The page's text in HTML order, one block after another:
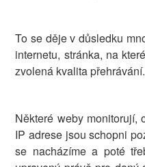
To se děje v důsledku
internetu, stránka, na
zvolená kvalita přehrávání.
Některé weby monitorují,
IP adrese jsou schopni
se nacházíme a poté